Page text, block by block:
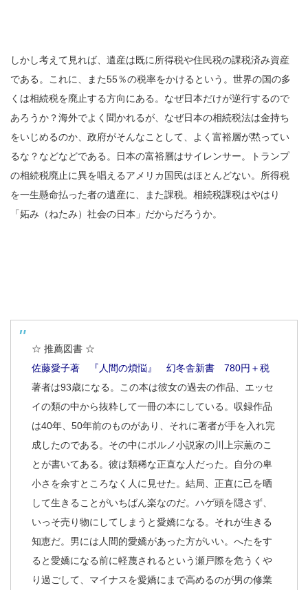
しかし考えて見れば、遺産は既に所得税や住民税の課税済み資産
である。これに、また55％の税率をかけるという。世界の国の多
くは相続税を廃止する方向にある。なぜ日本だけが逆行するので
あろうか？海外でよく聞かれるが、なぜ日本の相続税法は金持ち
をいじめるのか、政府がそんなことして、よく富裕層が黙ってい
るな？などなどである。日本の富裕層はサイレンサー。トランプ
の相続税廃止に異を唱えるアメリカ国民はほとんどない。所得税
を一生懸命払った者の遺産に、また課税。相続税課税はやはり
「妬み（ねたみ）社会の日本」だからだろうか。
☆ 推薦図書 ☆
佐藤愛子著 『人間の煩悩』 幻冬舎新書 780円＋税
著者は93歳になる。この本は彼女の過去の作品、エッセ
イの類の中から抜粋して一冊の本にしている。収録作品
は40年、50年前のものがあり、それに著者が手を入れ完
成したのである。その中にポルノ小説家の川上宗薫のこ
とが書いてある。彼は類稀な正直な人だった。自分の卑
小さを余すところなく人に見せた。結局、正直に己を晒
して生きることがいちばん楽なのだ。ハゲ頭を隠さず、
いっそ売り物にしてしまうと愛嬌になる。それが生きる
知恵だ。男には人間的愛嬌があった方がいい。へたをす
ると愛嬌になる前に軽蔑されるという瀬戸際を危うくや
り過ごして、マイナスを愛嬌にまで高めるのが男の修業